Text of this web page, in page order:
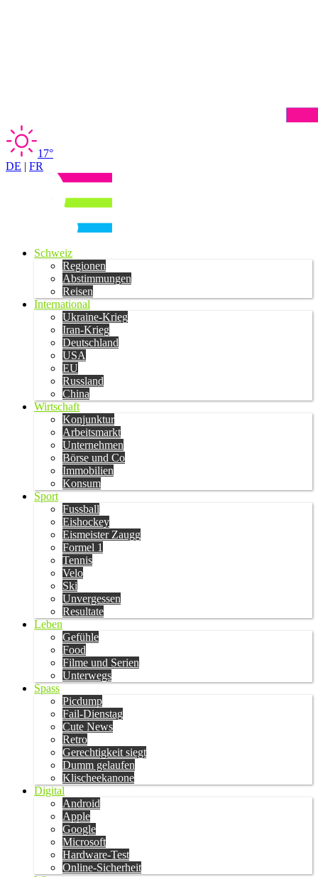
17°
DE | FR
Schweiz
Regionen
Abstimmungen
Reisen
International
Ukraine-Krieg
Iran-Krieg
Deutschland
USA
EU
Russland
China
Wirtschaft
Konjunktur
Arbeitsmarkt
Unternehmen
Börse und Co
Immobilien
Konsum
Sport
Fussball
Eishockey
Eismeister Zaugg
Formel 1
Tennis
Velo
Ski
Unvergessen
Resultate
Leben
Gefühle
Food
Filme und Serien
Unterwegs
Spass
Picdump
Fail-Dienstag
Cute News
Retro
Gerechtigkeit siegt
Dumm gelaufen
Klischeekanone
Digital
Android
Apple
Google
Microsoft
Hardware-Test
Online-Sicherheit